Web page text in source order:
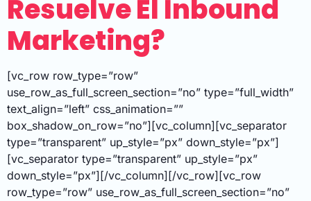
Resuelve El Inbound
Marketing?
[vc_row row_type=”row”
use_row_as_full_screen_section=”no” type=”full_width”
text_align=”left” css_animation=””
box_shadow_on_row=”no”][vc_column][vc_separator
type=”transparent” up_style=”px” down_style=”px”]
[vc_separator type=”transparent” up_style=”px”
down_style=”px”][/vc_column][/vc_row][vc_row
row_type=”row” use_row_as_full_screen_section=”no”